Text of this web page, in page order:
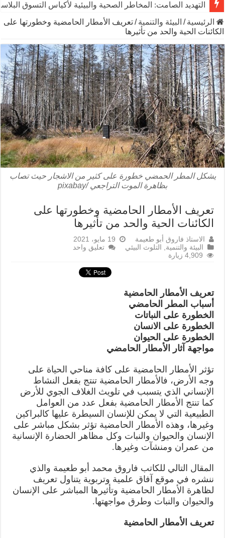
التهديد الصامت: المخاطر الصحية والبيئية لأكياس التسوق
الرئيسية / البيئة والتنمية /تعريف الأمطار الحامضية وخطورتها على
الكائنات الحية والحد من تأثيرها
يشكل المطر الحمضي خطورة على كثير من الاشجار حيث تصاب
بظاهرة الموت التراجعي /pixabay
تعريف الأمطار الحامضية وخطورتها على
الكائنات الحية والحد من تأثيرها
الاستاذ فاروق أبو طعيمة
19 مايو، 2021
البيئة والتنمية, التلوث البيئي
تعليق واحد
4,909 زيارة
تعريف الأمطار الحامضية
أسباب المطر الحامضي
الخطورة على النباتات
الخطورة على الانسان
الخطورة على الحيوان
مواجهة آثار الأمطار الحامضي
تؤثر الأمطار الحامضية على كافة مناحي الحياة على
وجه الأرض، فالأمطار الحامضية تنتج بفعل النشاط
الإنساني الذي يتسبب في تلويث الغلاف الجوي للأرض
كما تنتج الأمطار الحامضية بفعل عدد من العوامل
الطبيعية التي لا يمكن للإنسان السيطرة عليها كالبراكين
وغيرها، وهذه الأمطار الحامضية تؤثر بشكل مباشر على
الإنسان والحيوان والنبات وكل مظاهر الحضارة الإنسانية
من عمران ومنشآت وغيرها.
المقال التالي للكاتب فاروق محمد أبو طعيمة والذي
ننشره في موقع آفاق علمية وتربوية يتناول تعريف
لظاهرة الأمطار الحامضية وتأثيرها المباشر على الإنسان
والحيوان والنبات وطرق مواجهتها.
تعريف الأمطار الحامضية